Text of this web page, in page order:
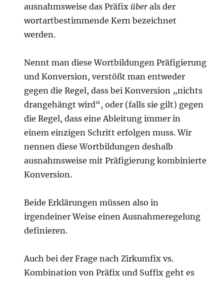
ausnahmsweise das Präfix über als der
wortartbestimmende Kern bezeichnet
werden.
Nennt man diese Wortbildungen Präfigierung
und Konversion, verstößt man entweder
gegen die Regel, dass bei Konversion „nichts
drangehängt wird“, oder (falls sie gilt) gegen
die Regel, dass eine Ableitung immer in
einem einzigen Schritt erfolgen muss. Wir
nennen diese Wortbildungen deshalb
ausnahmsweise mit Präfigierung kombinierte
Konversion.
Beide Erklärungen müssen also in
irgendeiner Weise einen Ausnahmeregelung
definieren.
Auch bei der Frage nach Zirkumfix vs.
Kombination von Präfix und Suffix geht es